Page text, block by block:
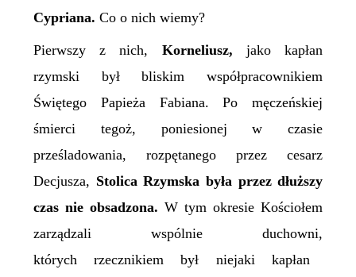
Cypriana. Co o nich wiemy?
Pierwszy znich, Korneliusz, jako kapłan
rzymski był bliskim współpracownikiem
Świętego Papieża Fabiana. Po męczeńskiej
śmierci tegoż, poniesionej w czasie
prześladowania, rozpętanego przez cesarz
Decjusza, Stolica Rzymska była przez dłuższy
czas nie obsadzona. W tym okresie Kościołem
zarządzali wspólnie duchowni,
których rzecznikiem był niejaki kapłan